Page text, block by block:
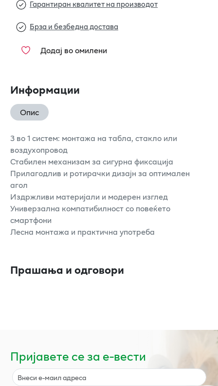
Гарантиран квалитет на производот
Брза и безбедна достава
Додај во омилени
Информации
Опис
3 во 1 систем: монтажа на табла, стакло или
воздухопровод
Стабилен механизам за сигурна фиксација
Прилагодлив и ротирачки дизајн за оптимален
агол
Издржливи материјали и модерен изглед
Универзална компатибилност со повеќето
смартфони
Лесна монтажа и практична употреба
Прашања и одговори
Пријавете се за е-вести